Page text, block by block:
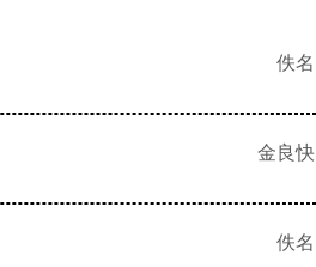
佚名
金良快
佚名